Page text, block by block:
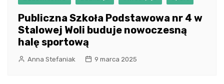
Publiczna Szkoła Podstawowa nr 4 w
Stalowej Woli buduje nowoczesną
halę sportową
Anna Stefaniak 9 marca 2025